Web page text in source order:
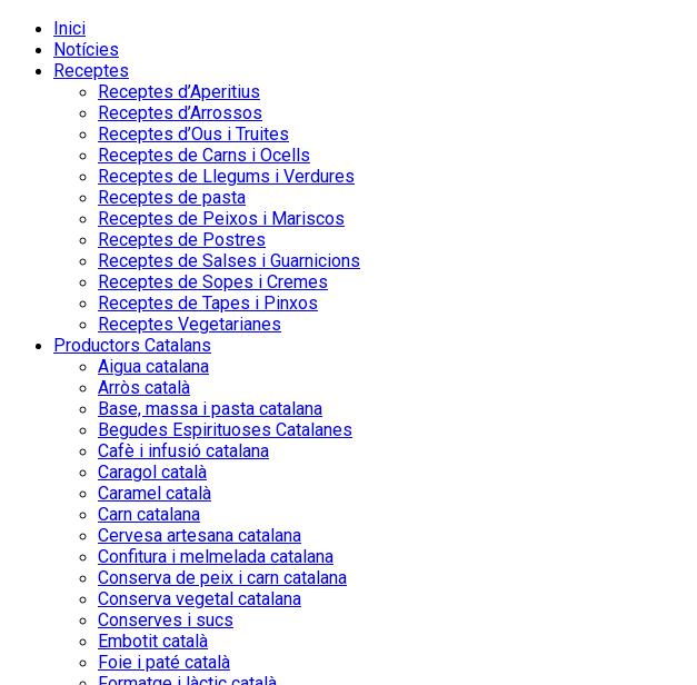
Inici
Notícies
Receptes
Receptes d’Aperitius
Receptes d’Arrossos
Receptes d’Ous i Truites
Receptes de Carns i Ocells
Receptes de Llegums i Verdures
Receptes de pasta
Receptes de Peixos i Mariscos
Receptes de Postres
Receptes de Salses i Guarnicions
Receptes de Sopes i Cremes
Receptes de Tapes i Pinxos
Receptes Vegetarianes
Productors Catalans
Aigua catalana
Arròs català
Base, massa i pasta catalana
Begudes Espirituoses Catalanes
Cafè i infusió catalana
Caragol català
Caramel català
Carn catalana
Cervesa artesana catalana
Confitura i melmelada catalana
Conserva de peix i carn catalana
Conserva vegetal catalana
Conserves i sucs
Embotit català
Foie i paté català